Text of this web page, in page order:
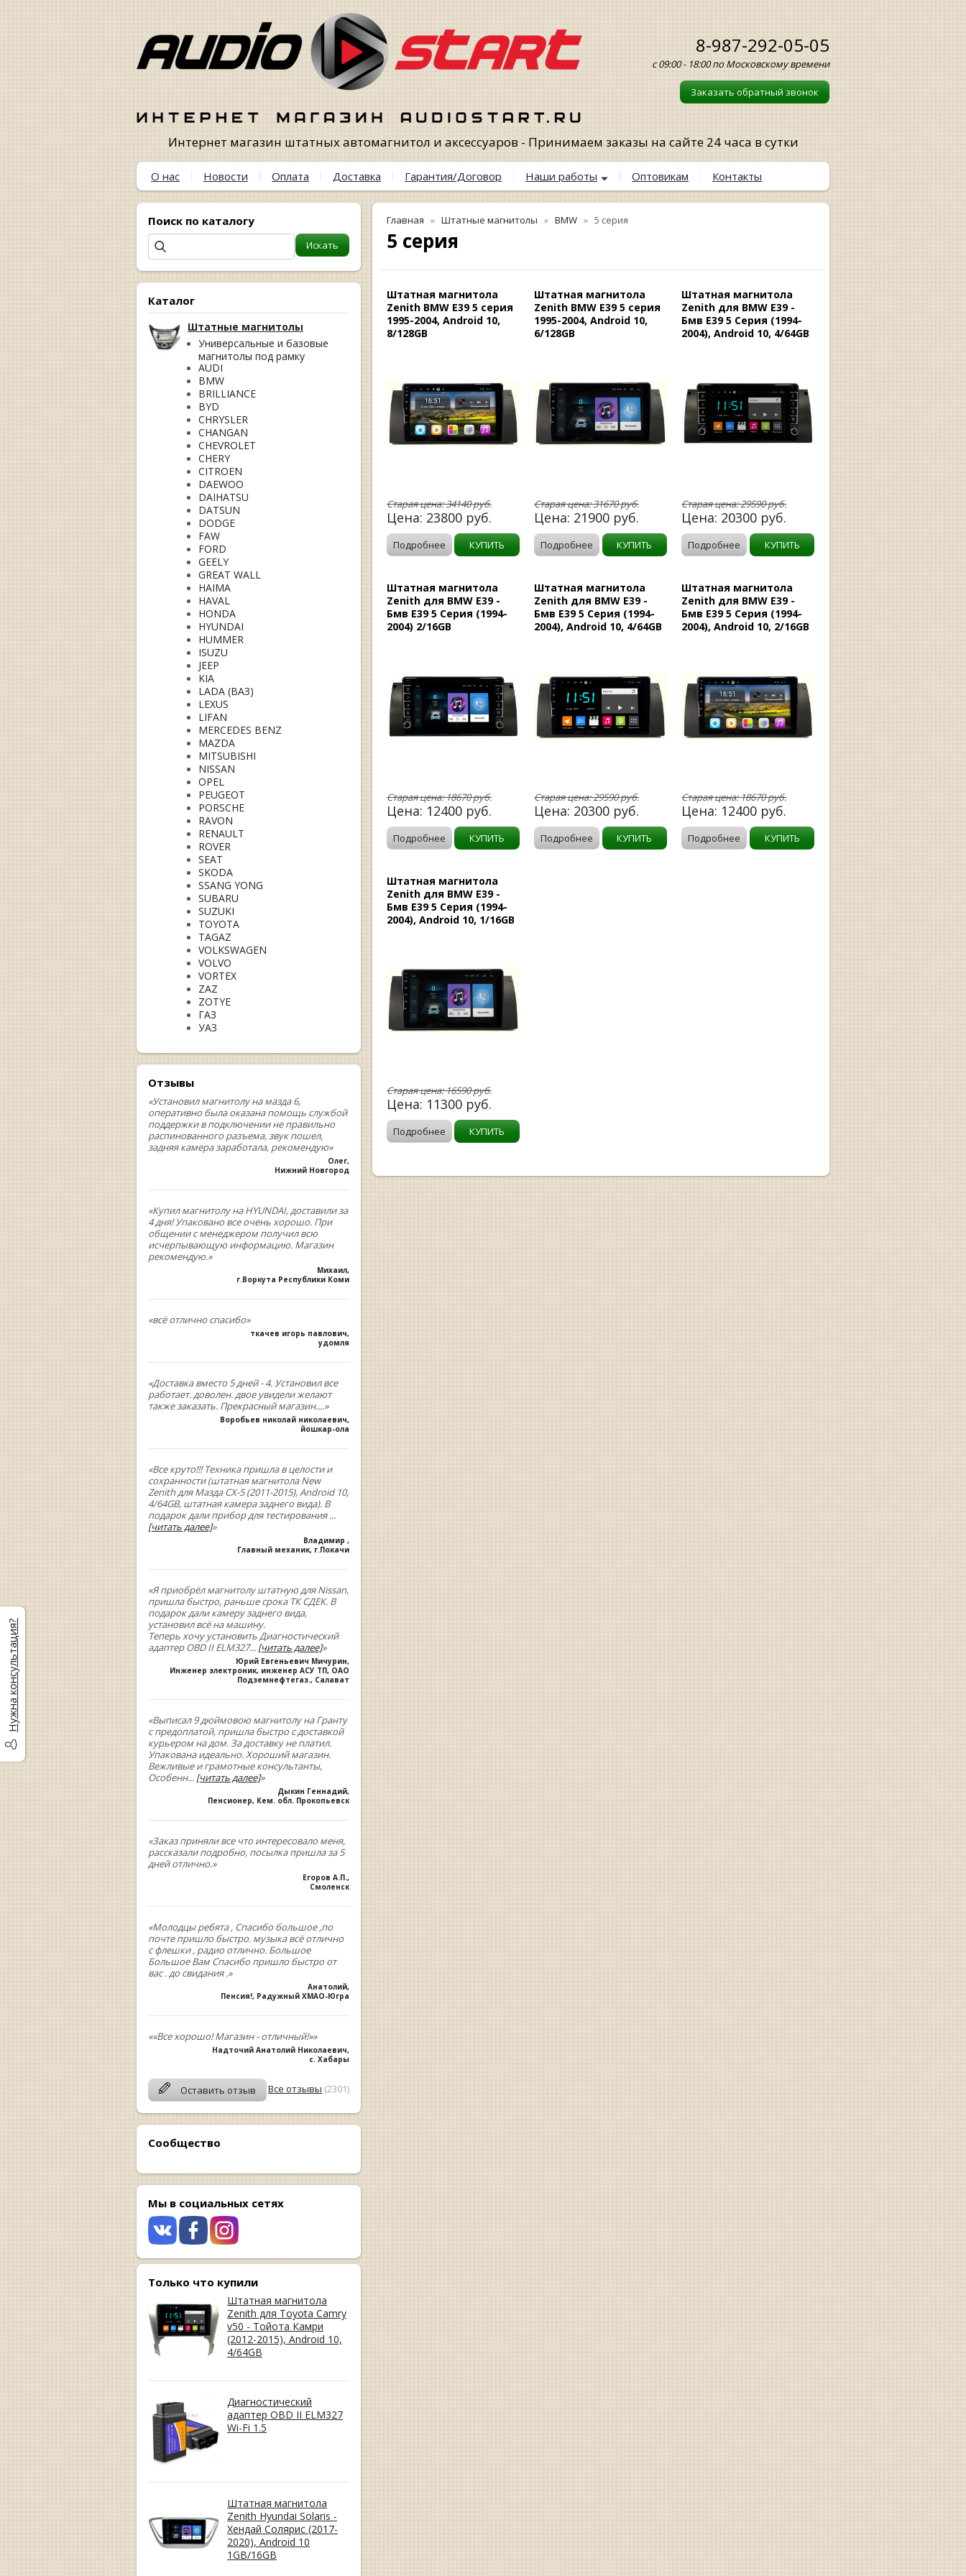
8-987-292-05-05
с 09:00 - 18:00 по Московскому времени
Заказать обратный звонок
Интернет магазин штатных автомагнитол и аксессуаров - Принимаем заказы на сайте 24 часа в сутки
О нас Новости Оплата Доставка Гарантия/Договор Наши работы Оптовикам Контакты
Поиск по каталогу
Каталог
Штатные магнитолы
Универсальные и базовые
магнитолы под рамку
AUDI
BMW
BRILLIANCE
BYD
CHRYSLER
CHANGAN
CHEVROLET
CHERY
CITROEN
DAEWOO
DAIHATSU
DATSUN
DODGE
FAW
FORD
GEELY
GREAT WALL
HAIMA
HAVAL
HONDA
HYUNDAI
HUMMER
ISUZU
JEEP
KIA
LADA (ВАЗ)
LEXUS
LIFAN
MERCEDES BENZ
MAZDA
MITSUBISHI
NISSAN
OPEL
PEUGEOT
PORSCHE
RAVON
RENAULT
ROVER
SEAT
SKODA
SSANG YONG
SUBARU
SUZUKI
TOYOTA
TAGAZ
VOLKSWAGEN
VOLVO
VORTEX
ZAZ
ZOTYE
ГАЗ
УАЗ
Отзывы
«Установил магнитолу на мазда 6,
оперативно была оказана помощь службой
поддержки в подключении не правильно
распинованного разъема, звук пошел,
задняя камера заработала, рекомендую»
Олег,
Нижний Новгород
«Купил магнитолу на HYUNDAI, доставили за
4 дня! Упаковано все очень хорошо. При
общении с менеджером получил всю
исчерпывающую информацию. Магазин
рекомендую.»
Михаил,
г.Воркута Республики Коми
«всё отлично спасибо»
ткачев игорь павлович,
удомля
«Доставка вместо 5 дней - 4. Установил все
работает. доволен. двое увидели желают
также заказать. Прекрасный магазин....»
Воробьев николай николаевич,
йошкар-ола
«Все круто!!! Техника пришла в целости и
сохранности (штатная магнитола New
Zenith для Мазда СХ-5 (2011-2015), Android 10,
4/64GB, штатная камера заднего вида). В
подарок дали прибор для тестирования...
[читать далее]»
Владимир ,
Главный механик, г.Покачи
«Я приобрёл магнитолу штатную для Nissan,
пришла быстро, раньше срока ТК СДЕК. В
подарок дали камеру заднего вида,
установил всё на машину.
Теперь хочу установить Диагностический
адаптер OBD II ELM327... [читать далее]»
Юрий Евгеньевич Мичурин,
Инженер электроник, инженер АСУ ТП, ОАО
Подземнефтегаз., Салават
«Выписал 9 дюймовою магнитолу на Гранту
с предоплатой, пришла быстро с доставкой
курьером на дом. За доставку не платил.
Упакована идеально. Хороший магазин.
Вежливые и грамотные консультанты,
Особенн... [читать далее]»
Дыкин Геннадий,
Пенсионер, Кем. обл. Прокопьевск
«Заказ приняли все что интересовало меня,
рассказали подробно, посылка пришла за 5
дней отлично.»
Егоров А.П.,
Смоленск
«Молодцы ребята , Спасибо большое ,по
почте пришло быстро. музыка всё отлично
с флешки , радио отлично. Большое
Большое Вам Спасибо пришло быстро от
вас . до свидания .»
Анатолий,
Пенсия!, Радужный ХМАО-Югра
««Все хорошо! Магазин - отличный!»»
Надточий Анатолий Николаевич,
с. Хабары
Оставить отзыв Все отзывы (2301)
Сообщество
Мы в социальных сетях
Только что купили
Штатная магнитола
Zenith для Toyota Camry
v50 - Тойота Камри
(2012-2015), Android 10,
4/64GB
Диагностический
адаптер OBD II ELM327
Wi-Fi 1.5
Штатная магнитола
Zenith Hyundai Solaris -
Хендай Солярис (2017-
2020), Android 10
1GB/16GB
Главная Штатные магнитолы BMW 5 серия
5 серия
Штатная магнитола
Zenith BMW E39 5 серия
1995-2004, Android 10,
8/128GB
Старая цена:34140руб.
Цена: 23800 руб.
Подробнее КУПИТЬ
Штатная магнитола
Zenith BMW E39 5 серия
1995-2004, Android 10,
6/128GB
Старая цена:31670руб.
Цена: 21900 руб.
Подробнее КУПИТЬ
Штатная магнитола
Zenith для BMW E39 -
Бмв E39 5 Серия (1994-
2004), Android 10, 4/64GB
Старая цена:29590руб.
Цена: 20300 руб.
Подробнее КУПИТЬ
Штатная магнитола
Zenith для BMW E39 -
Бмв E39 5 Серия (1994-
2004) 2/16GB
Старая цена:18670руб.
Цена: 12400 руб.
Подробнее КУПИТЬ
Штатная магнитола
Zenith для BMW E39 -
Бмв E39 5 Серия (1994-
2004), Android 10, 4/64GB
Старая цена:29590руб.
Цена: 20300 руб.
Подробнее КУПИТЬ
Штатная магнитола
Zenith для BMW E39 -
Бмв E39 5 Серия (1994-
2004), Android 10, 2/16GB
Старая цена:18670руб.
Цена: 12400 руб.
Подробнее КУПИТЬ
Штатная магнитола
Zenith для BMW E39 -
Бмв E39 5 Серия (1994-
2004), Android 10, 1/16GB
Старая цена:16590руб.
Цена: 11300 руб.
Подробнее КУПИТЬ
Нужна консультация?